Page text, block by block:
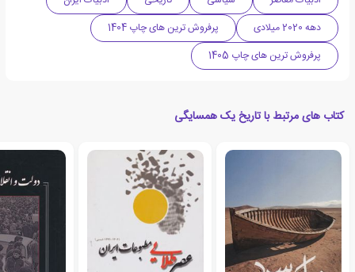
دهه 2020 میلادی
پرفروش ترین های چاپ 1404
پرفروش ترین های چاپ 1405
کتاب های مرتبط با تاریخ یک همسایگی